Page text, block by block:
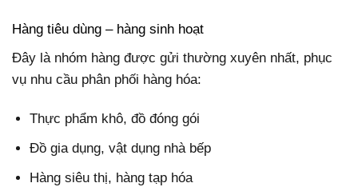
Hàng tiêu dùng – hàng sinh hoạt
Đây là nhóm hàng được gửi thường xuyên nhất, phục
vụ nhu cầu phân phối hàng hóa:
Thực phẩm khô, đồ đóng gói
Đồ gia dụng, vật dụng nhà bếp
Hàng siêu thị, hàng tạp hóa